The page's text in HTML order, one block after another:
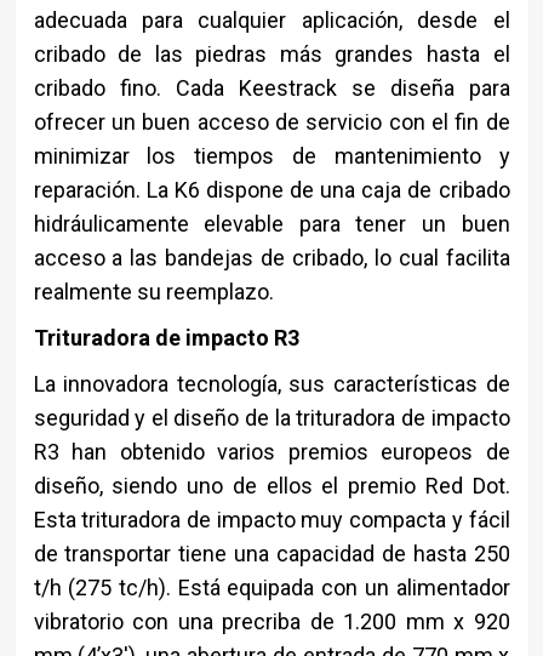
adecuada para cualquier aplicación, desde el
cribado de las piedras más grandes hasta el
cribado fino. Cada Keestrack se diseña para
ofrecer un buen acceso de servicio con el fin de
minimizar los tiempos de mantenimiento y
reparación. La K6 dispone de una caja de cribado
hidráulicamente elevable para tener un buen
acceso a las bandejas de cribado, lo cual facilita
realmente su reemplazo.
Trituradora de impacto R3
La innovadora tecnología, sus características de
seguridad y el diseño de la trituradora de impacto
R3 han obtenido varios premios europeos de
diseño, siendo uno de ellos el premio Red Dot.
Esta trituradora de impacto muy compacta y fácil
de transportar tiene una capacidad de hasta 250
t/h (275 tc/h). Está equipada con un alimentador
vibratorio con una precriba de 1.200 mm x 920